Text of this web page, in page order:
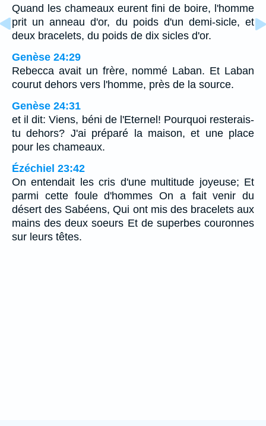
Quand les chameaux eurent fini de boire, l'homme
prit un anneau d'or, du poids d'un demi-sicle, et
deux bracelets, du poids de dix sicles d'or.
Genèse 24:29
Rebecca avait un frère, nommé Laban. Et Laban
courut dehors vers l'homme, près de la source.
Genèse 24:31
et il dit: Viens, béni de l'Eternel! Pourquoi resterais-
tu dehors? J'ai préparé la maison, et une place
pour les chameaux.
Ézéchiel 23:42
On entendait les cris d'une multitude joyeuse; Et
parmi cette foule d'hommes On a fait venir du
désert des Sabéens, Qui ont mis des bracelets aux
mains des deux soeurs Et de superbes couronnes
sur leurs têtes.